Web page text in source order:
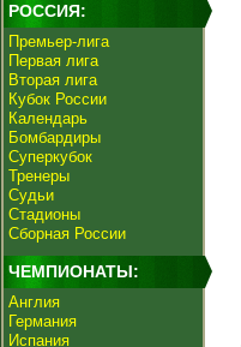
РОССИЯ:
Премьер-лига
Первая лига
Вторая лига
Кубок России
Календарь
Бомбардиры
Суперкубок
Тренеры
Судьи
Стадионы
Сборная России
ЧЕМПИОНАТЫ:
Англия
Германия
Испания